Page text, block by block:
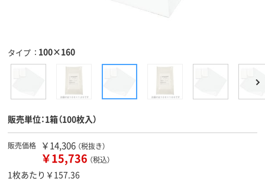
タイプ 100×160
販売単位：1箱（100枚入）
販売価格 ￥14,306 （税抜き）
￥15,736 （税込）
1枚あたり￥157.36